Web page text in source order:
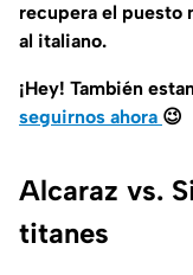
recupera el puesto
al italiano.
¡Hey! También
seguirnos ahora 😉
Alcaraz vs.
titanes